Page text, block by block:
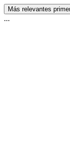
Más relevantes
...